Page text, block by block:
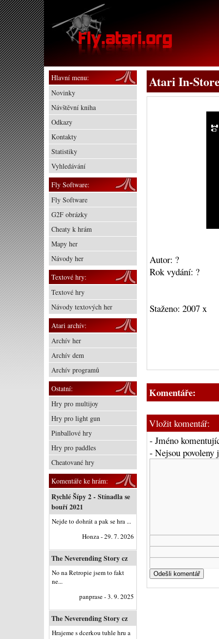
Atari In-
Autor: ?
Rok vydání: ?
Staženo: 2007 x
Komentáře:
Vložit komentář:
- Jméno
- Nejsou
Hlavní menu:
Novinky
Návštěvní kniha
Odkazy
Kontakty
Statistiky
Vyhledávání
Fly Software:
Fly Software
G2F obrázky
Cheaty k hrám
Mapy her
Návody her
Textové hry:
Textové hry
Návody textových her
Atari archív:
Archív her
Archív dem
Archív programů
Ostatní:
Hry pro multijoy
Hry pro light gun
Pinballové hry
Hry pro paddles
Cheatované hry
Komentáře ke hrám:
Rychlé Šípy 2 - Stínadla se
bouří 2021
Nejde to dohrát a pak se hra ...
Honza - 29. 7. 2026
The Neverending Story cz
No na Retropie jsem to fakt
ne...
panprase - 3. 9. 2025
The Neverending Story cz
Hrajeme s dcerkou tuhle hru a